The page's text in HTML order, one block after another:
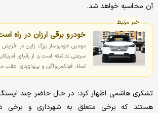
آن محاسبه خواهد شد.
خبر مرتبط
خودرو برقی ارزان در راه
دومین خودروساز بزرگ ژاپن در
سرعتی نداشته است و از رقبای
تسلا، فولکس‌واگن و بی‌وای‌دی، عقب
تشکری هاشمی اظهار کرد: در حال حاضر چند
هستند که برخی متعلق به شهرداری و برخی